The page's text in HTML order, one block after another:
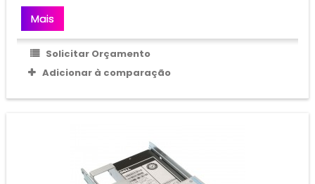
Mais
Solicitar Orçamento
Adicionar à comparação